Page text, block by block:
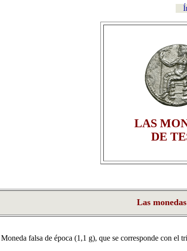
LAS
DE
Las
Moneda falsa de época (1,1 g), que se corresponde con el